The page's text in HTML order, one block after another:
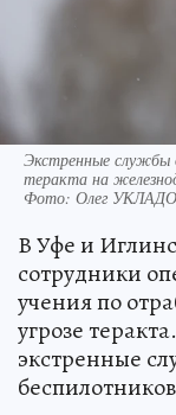
Экстренные службы
теракта на
Фото: Олег
В Уфе и
сотрудники
учения по
угрозе
экстренные